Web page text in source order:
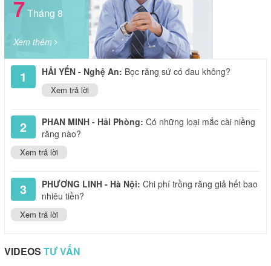
7Tháng 8
Xem thêm
1 HẢI YẾN - Nghệ An: Bọc răng sứ có đau không?
Xem trả lời
2 PHAN MINH - Hải Phòng: Có những loại mắc cài niềng
răng nào?
Xem trả lời
3 PHƯƠNG LINH - Hà Nội: Chi phí trồng răng giả hết bao
nhiêu tiền?
Xem trả lời
VIDEOS TƯ VẤN